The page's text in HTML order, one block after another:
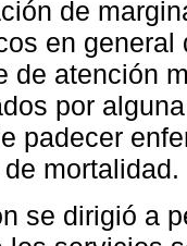
de
en
de atención
por
padecer
mortalidad.
se dirigió a